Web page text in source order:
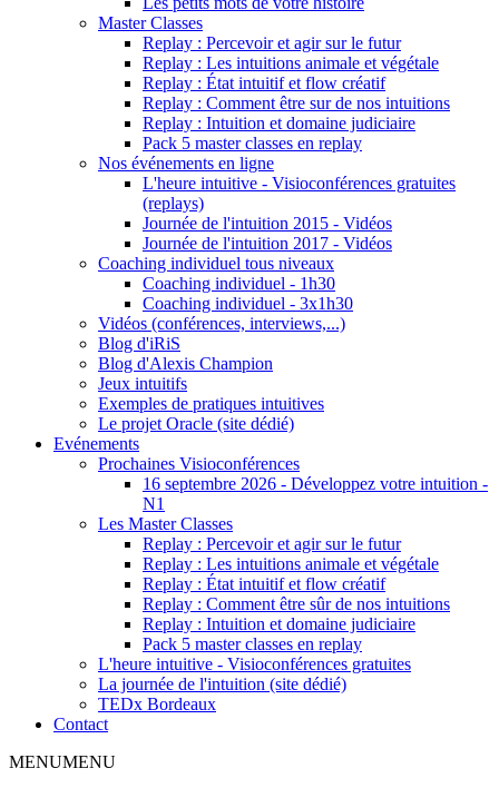
Master Classes
Replay : Percevoir et agir sur le futur
Replay : Les intuitions animale et végétale
Replay : État intuitif et flow créatif
Replay : Comment être sur de nos intuitions
Replay : Intuition et domaine judiciaire
Pack 5 master classes en replay
Nos événements en ligne
L'heure intuitive - Visioconférences gratuites
(replays)
Journée de l'intuition 2015 - Vidéos
Journée de l'intuition 2017 - Vidéos
Coaching individuel tous niveaux
Coaching individuel - 1h30
Coaching individuel - 3x1h30
Vidéos (conférences, interviews,...)
Blog d'iRiS
Blog d'Alexis Champion
Jeux intuitifs
Exemples de pratiques intuitives
Le projet Oracle (site dédié)
Evénements
Prochaines Visioconférences
16 septembre 2026 - Développez votre intuition -
N1
Les Master Classes
Replay : Percevoir et agir sur le futur
Replay : Les intuitions animale et végétale
Replay : État intuitif et flow créatif
Replay : Comment être sûr de nos intuitions
Replay : Intuition et domaine judiciaire
Pack 5 master classes en replay
L'heure intuitive - Visioconférences gratuites
La journée de l'intuition (site dédié)
TEDx Bordeaux
Contact
MENUMENU